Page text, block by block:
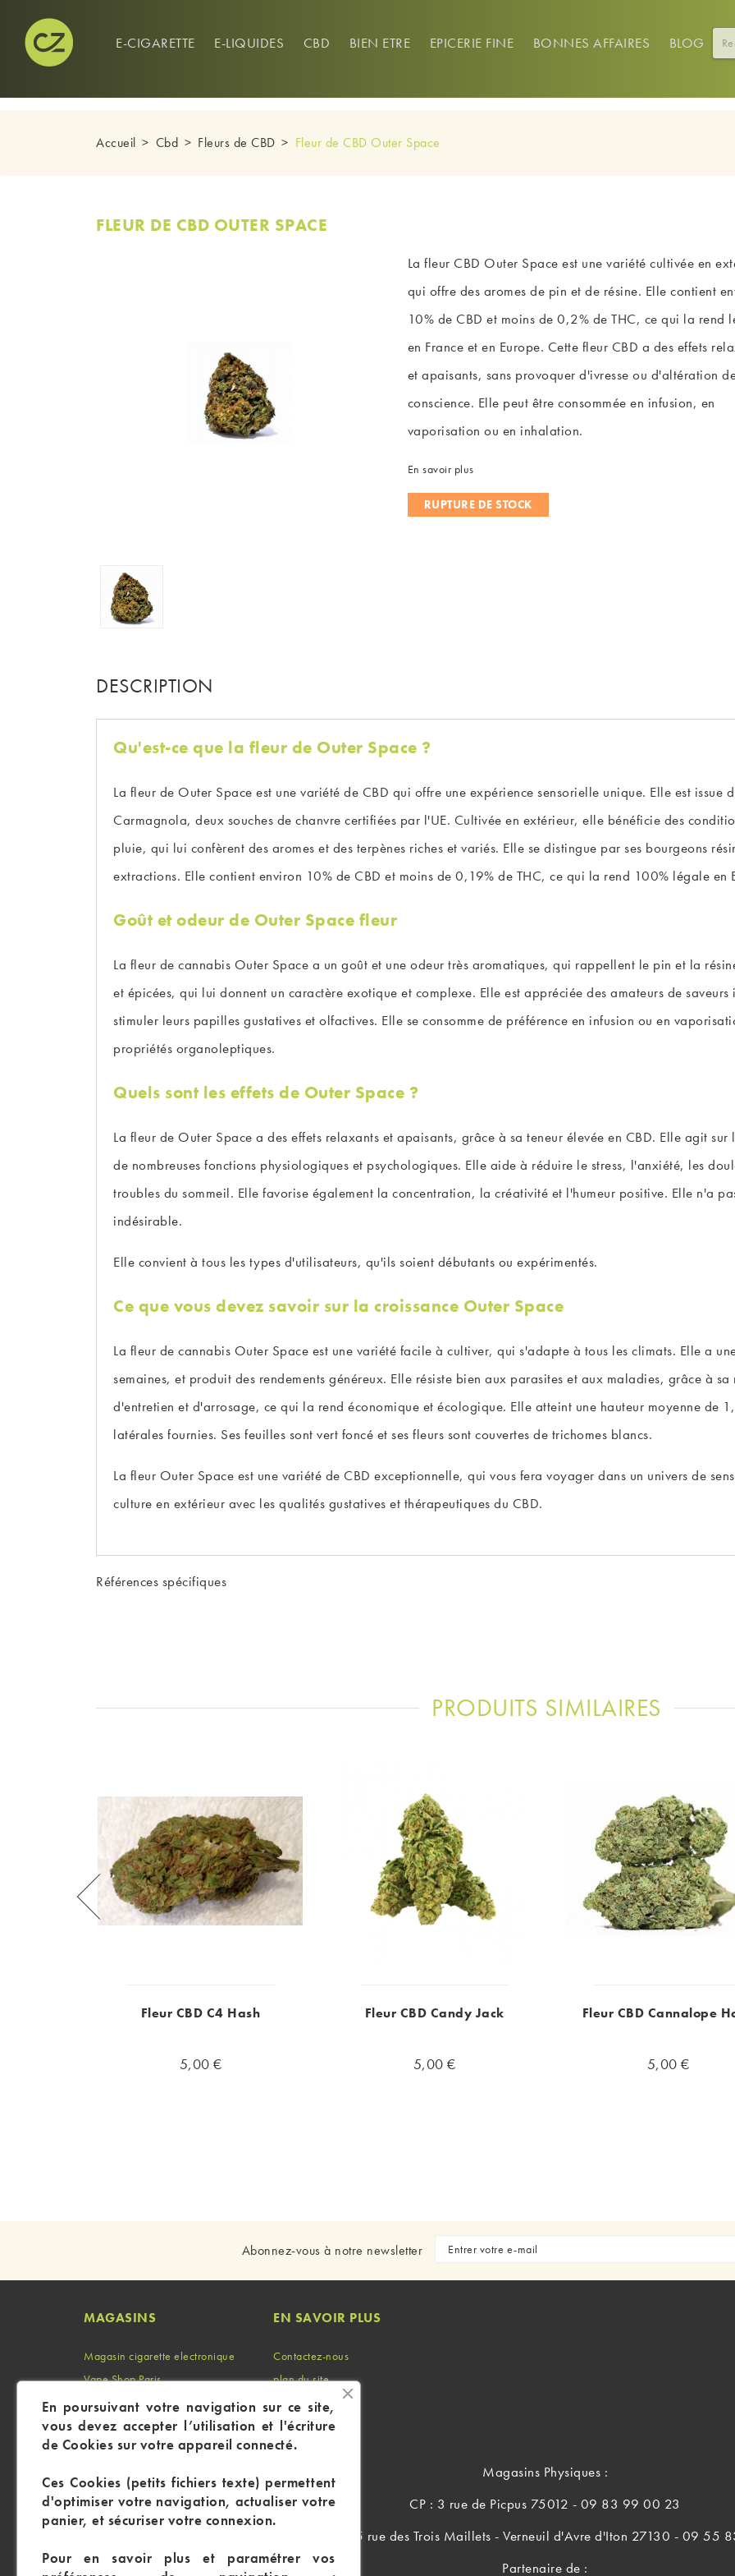
E-CIGARETTE E-LIQUIDES CBD BIEN ETRE EPICERIE FINE BONNES AFFAIRES BLOG
Accueil Cbd Fleurs de CBD Fleur de CBD Outer Space
FLEUR DE CBD OUTER SPACE
La fleur CBD Outer Space est une variété cultivée en
qui offre des aromes de pin et de résine. Elle contient
10% de CBD et moins de 0,2% de THC, ce qui la rend
en France et en Europe. Cette fleur CBD a des effets
et apaisants, sans provoquer d'ivresse ou d'altération
conscience. Elle peut être consommée en infusion, en
vaporisation ou en inhalation.
En savoir plus
RUPTURE DE STOCK
DESCRIPTION
Qu'est-ce que la fleur de Outer Space ?
La fleur de Outer Space est une variété de CBD qui offre une expérience sensorielle unique. Elle est issue
Carmagnola, deux souches de chanvre certifiées par l'UE. Cultivée en extérieur, elle bénéficie des
pluie, qui lui confèrent des aromes et des terpènes riches et variés. Elle se distingue par ses bourgeons
extractions. Elle contient environ 10% de CBD et moins de 0,19% de THC, ce qui la rend 100% légale en
Goût et odeur de Outer Space fleur
La fleur de cannabis Outer Space a un goût et une odeur très aromatiques, qui rappellent le pin et la
et épicées, qui lui donnent un caractère exotique et complexe. Elle est appréciée des amateurs de
stimuler leurs papilles gustatives et olfactives. Elle se consomme de préférence en infusion ou en
propriétés organoleptiques.
Quels sont les effets de Outer Space ?
La fleur de Outer Space a des effets relaxants et apaisants, grâce à sa teneur élevée en CBD. Elle agit
de nombreuses fonctions physiologiques et psychologiques. Elle aide à réduire le stress, l'anxiété, les
troubles du sommeil. Elle favorise également la concentration, la créativité et l'humeur positive. Elle n'a
indésirable.
Elle convient à tous les types d'utilisateurs, qu'ils soient débutants ou expérimentés.
Ce que vous devez savoir sur la croissance Outer Space
La fleur de cannabis Outer Space est une variété facile à cultiver, qui s'adapte à tous les climats. Elle a
semaines, et produit des rendements généreux. Elle résiste bien aux parasites et aux maladies, grâce à
d'entretien et d'arrosage, ce qui la rend économique et écologique. Elle atteint une hauteur moyenne de
latérales fournies. Ses feuilles sont vert foncé et ses fleurs sont couvertes de trichomes blancs.
La fleur Outer Space est une variété de CBD exceptionnelle, qui vous fera voyager dans un univers de
culture en extérieur avec les qualités gustatives et thérapeutiques du CBD.
Références spécifiques
PRODUITS SIMILAIRES
Fleur CBD C4 Hash
5,00 €
Fleur CBD Candy Jack
5,00 €
Fleur CBD Cannalope
5,00 €
Abonnez-vous à notre newsletter
MAGASINS
Magasin cigarette electronique
Vape Shop Paris
Vape Shop Marseille
Vape Shop Lyon
EN SAVOIR PLUS
Contactez-nous
plan du site
Identifiant
Mon compte
Magasins Physiques :
CP : 3 rue de Picpus 75012 - 09 83 99 00 23
CP : 105 rue des Trois Maillets - Verneuil d'Avre d'Iton 27130 - 09 55
Partenaire de :
En poursuivant votre navigation sur ce site,
vous devez accepter l’utilisation et l'écriture
de Cookies sur votre appareil connecté.
Ces Cookies (petits fichiers texte) permettent
d'optimiser votre navigation, actualiser votre
panier, et sécuriser votre connexion.
Pour en savoir plus et paramétrer vos